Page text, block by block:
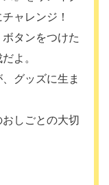
ャレンジ！
タンをつけた
よ。
グッズに生ま
しごとの大切